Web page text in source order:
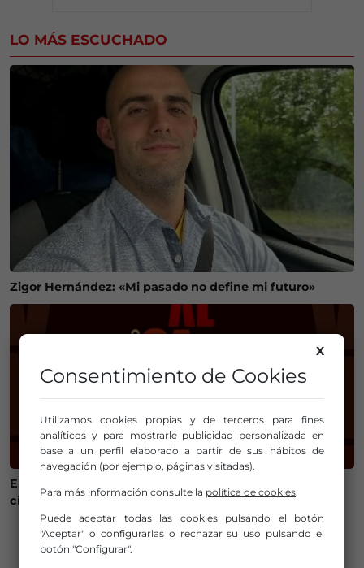
LO MÁS ESCUCHADO
Zigor Hernández: «Mi pasado no define mi futuro»
El casco histórico de Medina de Pomar se llenará de
ciclismo este 1 de agosto con la II Alcázar Urban Race
PUBLICIDAD
X
Consentimiento de Cookies
Utilizamos cookies propias y de terceros para fines
analíticos y para mostrarle publicidad personalizada en
base a un perfil elaborado a partir de sus hábitos de
navegación (por ejemplo, páginas visitadas).
Para más información consulte la política de cookies.
Puede aceptar todas las cookies pulsando el botón
"Aceptar" o configurarlas o rechazar su uso pulsando el
botón "Configurar".